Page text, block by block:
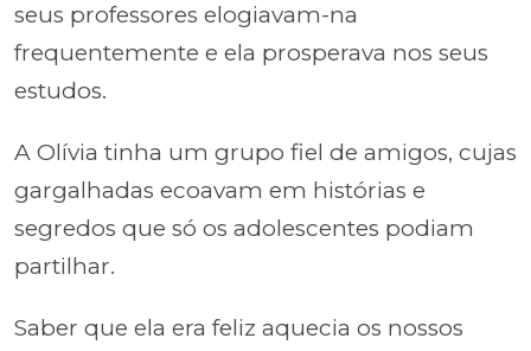
seus professores elogiavam-na
frequentemente e ela prosperava nos seus
estudos.
A Olívia tinha um grupo fiel de amigos, cujas
gargalhadas ecoavam em histórias e
segredos que só os adolescentes podiam
partilhar.
Saber que ela era feliz aquecia os nossos